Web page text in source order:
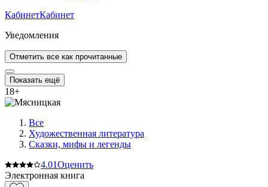
КабинетКабинет
Уведомления
Отметить все как прочитанные
Показать ещё
18+
Все
Художественная литература
Сказки, мифы и легенды
4.01Оценить
Электронная книга